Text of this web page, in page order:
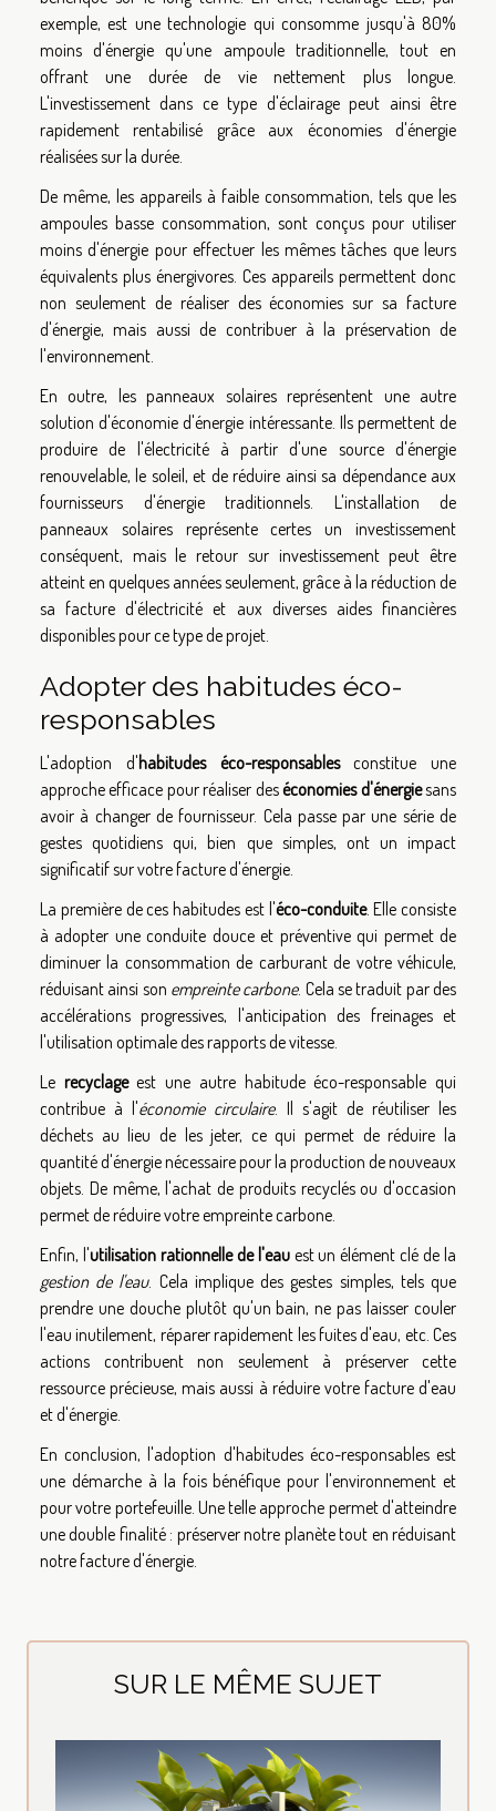
exemple, est une technologie qui consomme jusqu'à 80%
moins d'énergie qu'une ampoule traditionnelle, tout en
offrant une durée de vie nettement plus longue.
L'investissement dans ce type d'éclairage peut ainsi être
rapidement rentabilisé grâce aux économies d'énergie
réalisées sur la durée.
De même, les appareils à faible consommation, tels que les
ampoules basse consommation, sont conçus pour utiliser
moins d'énergie pour effectuer les mêmes tâches que leurs
équivalents plus énergivores. Ces appareils permettent donc
non seulement de réaliser des économies sur sa facture
d'énergie, mais aussi de contribuer à la préservation de
l'environnement.
En outre, les panneaux solaires représentent une autre
solution d'économie d'énergie intéressante. Ils permettent de
produire de l'électricité à partir d'une source d'énergie
renouvelable, le soleil, et de réduire ainsi sa dépendance aux
fournisseurs d'énergie traditionnels. L'installation de
panneaux solaires représente certes un investissement
conséquent, mais le retour sur investissement peut être
atteint en quelques années seulement, grâce à la réduction de
sa facture d'électricité et aux diverses aides financières
disponibles pour ce type de projet.
Adopter des habitudes éco-
responsables
L'adoption d'habitudes éco-responsablesconstitue une
approche efficace pour réaliser deséconomies d'énergiesans
avoir à changer de fournisseur. Cela passe par une série de
gestes quotidiens qui, bien que simples, ont un impact
significatif sur votre facture d'énergie.
La première de ces habitudes est l'éco-conduite. Elle consiste
à adopter une conduite douce et préventive qui permet de
diminuer la consommation de carburant de votre véhicule,
réduisant ainsi son empreinte carbone. Cela se traduit par des
accélérations progressives, l'anticipation des freinages et
l'utilisation optimale des rapports de vitesse.
Le recyclageest une autre habitude éco-responsable qui
contribue à l'économie circulaire. Il s'agit de réutiliser les
déchets au lieu de les jeter, ce qui permet de réduire la
quantité d'énergie nécessaire pour la production de nouveaux
objets. De même, l'achat de produits recyclés ou d'occasion
permet de réduire votre empreinte carbone.
Enfin, l'utilisation rationnelle de l'eauest un élément clé de la
gestion de l'eau. Cela implique des gestes simples, tels que
prendre une douche plutôt qu'un bain, ne pas laisser couler
l'eau inutilement, réparer rapidement les fuites d'eau, etc. Ces
actions contribuent non seulement à préserver cette
ressource précieuse, mais aussi à réduire votre facture d'eau
et d'énergie.
En conclusion, l'adoption d'habitudes éco-responsables est
une démarche à la fois bénéfique pour l'environnement et
pour votre portefeuille. Une telle approche permet d'atteindre
une double finalité : préserver notre planète tout en réduisant
notre facture d'énergie.
SUR LE MÊME SUJET